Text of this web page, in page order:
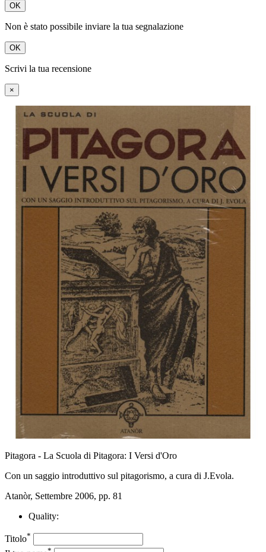
OK
Non è stato possibile inviare la tua segnalazione
OK
Scrivi la tua recensione
×
Pitagora - La Scuola di Pitagora: I Versi d'Oro
Con un saggio introduttivo sul pitagorismo, a cura di J.Evola.
Atanòr, Settembre 2006, pp. 81
Quality:
Titolo*
*